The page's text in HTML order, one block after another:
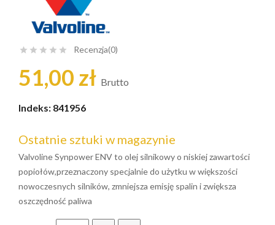
     Recenzja(0)
51,00 zł Brutto
Indeks: 841956
Ostatnie sztuki w magazynie
Valvoline Synpower ENV to olej silnikowy o niskiej zawartości
popiołów,przeznaczony specjalnie do użytku w większości
nowoczesnych silników, zmniejsza emisję spalin i zwiększa
oszczędność paliwa